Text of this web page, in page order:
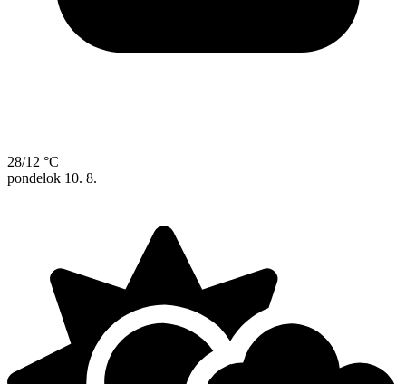
28/12 °C
pondelok 10. 8.